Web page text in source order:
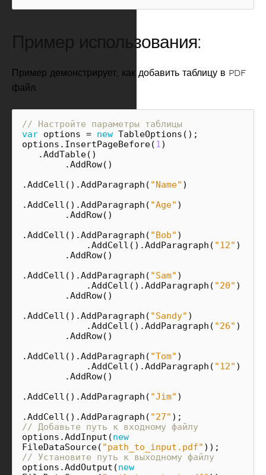
Пример использования:
Пример демонстрирует, как добавить таблицу в PDF
файл.
// Настройте параметры таблицы
var options = new TableOptions ();
options . InsertPageBefore( 1 )
.AddTable()
.AddRow()
.AddCell ().AddParagraph ( "Name" )
.AddCell ().AddParagraph ( "Age" )
.AddRow()
.AddCell ().AddParagraph ( "Bob" )
.AddCell ().AddParagraph ( "12" )
.AddRow()
.AddCell ().AddParagraph ( "Sam" )
.AddCell ().AddParagraph ( "20" )
.AddRow()
.AddCell ().AddParagraph ( "Sandy" )
.AddCell ().AddParagraph ( "26" )
.AddRow()
.AddCell ().AddParagraph ( "Tom" )
.AddCell ().AddParagraph ( "12" )
.AddRow()
.AddCell ().AddParagraph ( "Jim" )
.AddCell ().AddParagraph ( "27" );
// Добавьте путь к входному файлу
options .AddInput (new
FileDataSource( "path_to_input.pdf" ));
// Установите путь к выходному файлу
options .AddOutput (new